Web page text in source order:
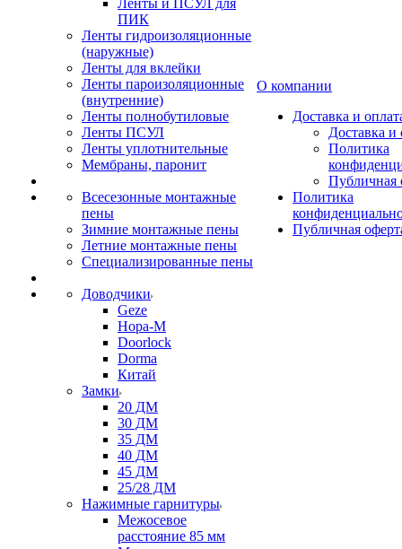
Ленты и ПСУЛ для
ПИК
Ленты гидроизоляционные
(наружные)
Ленты для вклейки
Ленты пароизоляционные
(внутренние)
Ленты полнобутиловые
Ленты ПСУЛ
Ленты уплотнительные
Мембраны, паронит
Всесезонные монтажные
пены
Зимние монтажные пены
Летние монтажные пены
Специализированные пены
Доводчики
Geze
Нора-М
Doorlock
Dorma
Китай
Замки
20 ДМ
30 ДМ
35 ДМ
40 ДМ
45 ДМ
25/28 ДМ
Нажимные гарнитуры
Межосевое
расстояние 85 мм
О компании
Доставка и
Доставка и
Политика
Публичная
Политика
Публичная